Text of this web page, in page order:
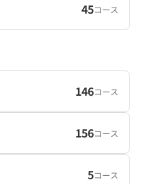
45コース
146コース
156コース
5コース